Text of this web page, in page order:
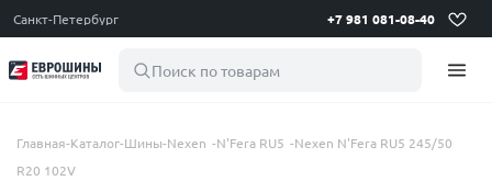
Санкт-Петербург +7 981 081-08-40
Поиск по товарам
Главная-Каталог-Шины-Nexen -N'Fera RU5 -Nexen N'Fera RU5 245/50
R20 102V